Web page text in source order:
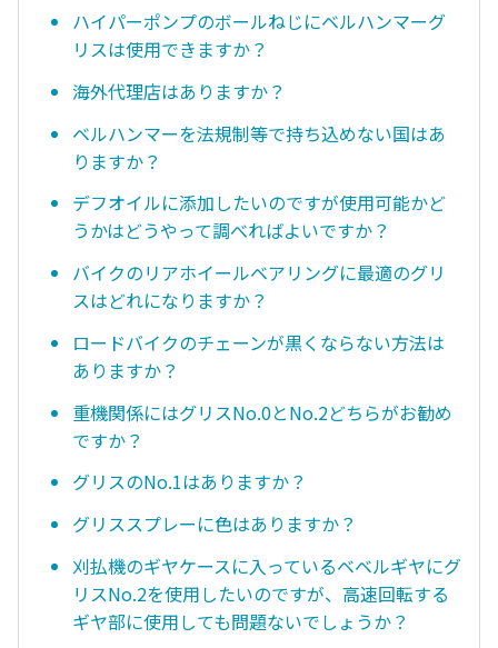
ハイパーポンプのボールねじにベルハンマーグ
リスは使用できますか？
海外代理店はありますか？
ベルハンマーを法規制等で持ち込めない国はあ
りますか？
デフオイルに添加したいのですが使用可能かど
うかはどうやって調べればよいですか？
バイクのリアホイールベアリングに最適のグリ
スはどれになりますか？
ロードバイクのチェーンが黒くならない方法は
ありますか？
重機関係にはグリスNo.0とNo.2どちらがお勧め
ですか？
グリスのNo.1はありますか？
グリススプレーに色はありますか？
刈払機のギヤケースに入っているベベルギヤにグ
リスNo.2を使用したいのですが、高速回転する
ギヤ部に使用しても問題ないでしょうか？